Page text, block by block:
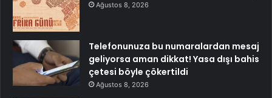
Ağustos 8, 2026
Telefonunuza bu numaralardan mesaj
geliyorsa aman dikkat! Yasa dışı bahis
çetesi böyle çökertildi
Ağustos 8, 2026